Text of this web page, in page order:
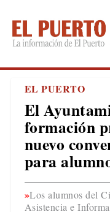
EL PUERTO
El
formación
nuevo
para
Los alumnos del
Asistencia e